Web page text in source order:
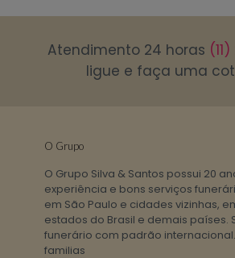
Atendimento 24 horas
ligue e faça uma
O Grupo
O Grupo Silva & Santos possui 20
experiência e bons serviços
em São Paulo e cidades vizinhas,
estados do Brasil e demais países.
funerário com padrão internacional.
familias